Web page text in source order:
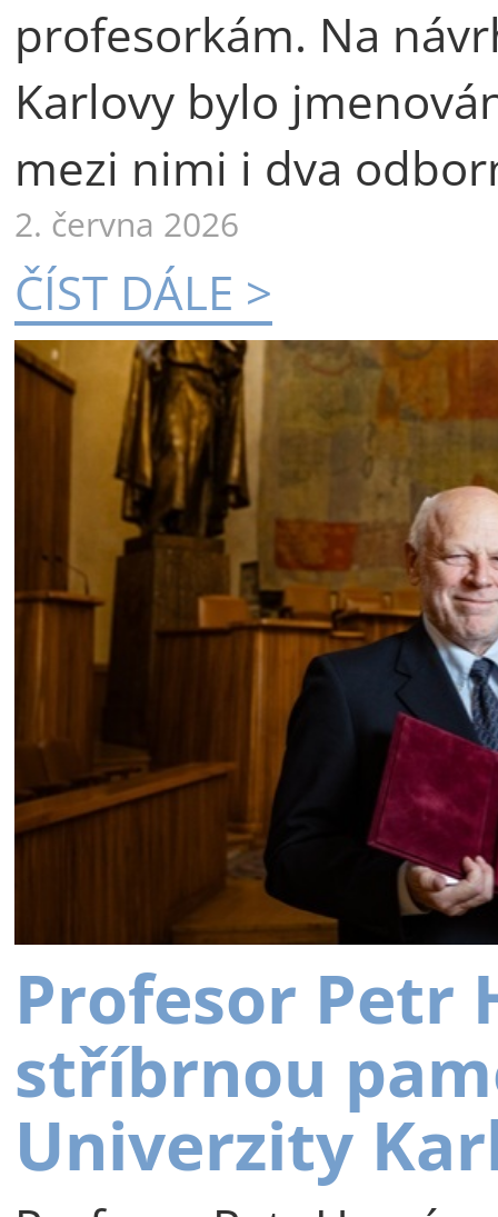
profesorkám. Na
Karlovy bylo
mezi nimi i dva
2. června 2026
ČÍST DÁLE >
Profesor Petr
stříbrnou
Univerzity